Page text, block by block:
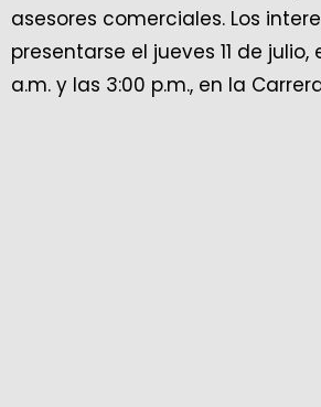
asesores comerciales. Los
presentarse el jueves 11 de julio,
a.m. y las 3:00 p.m., en la